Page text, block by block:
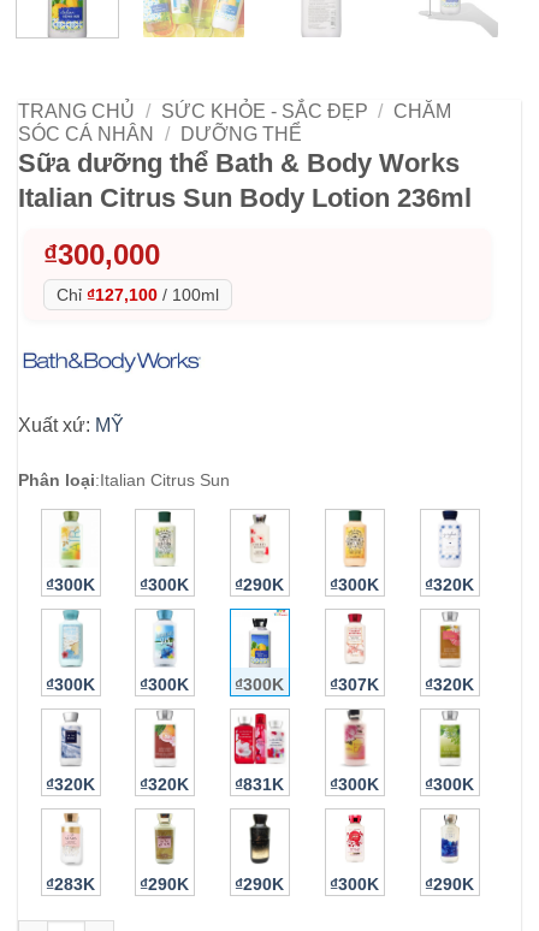
TRANG CHỦ / SỨC KHỎE - SẮC ĐẸP / CHĂM
SÓC CÁ NHÂN
/ DƯỠNG THỂ
Sữa dưỡng thể Bath & Body Works
Italian Citrus Sun Body Lotion 236ml
₫300,000
Chỉ ₫127,100 / 100ml
Xuất xứ: MỸ
Phân loại:Italian Citrus Sun
₫300K ₫300K ₫290K ₫300K ₫320K
₫300K ₫300K ₫300K ₫307K ₫320K
₫320K ₫320K ₫831K ₫300K ₫300K
₫283K ₫290K ₫290K ₫300K ₫290K